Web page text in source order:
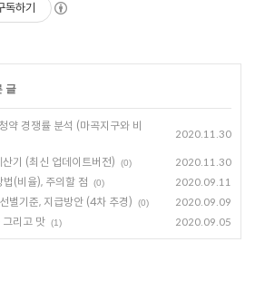
독하기
글
경쟁률 분석 (마곡지구와 비
2020.11.30
기 (최신 업데이트버전) (0) 2020.11.30
(비율), 주의할 점 (0) 2020.09.11
별기준, 지급방안 (4차 추경) (0) 2020.09.09
리고 맛 (1) 2020.09.05